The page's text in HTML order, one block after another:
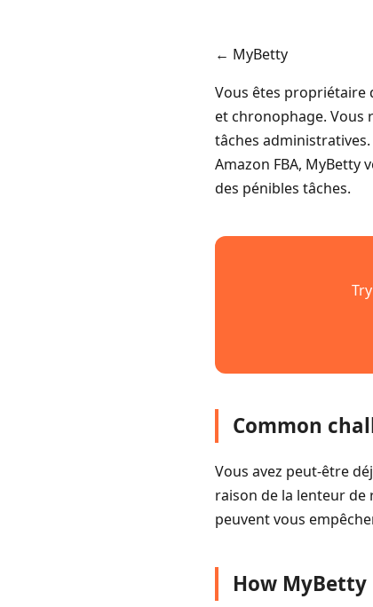
← MyBetty
Vous êtes propriétaire
et chronophage. Vous
tâches
Amazon FBA,
des pénibles tâches.
Common
Vous avez peut-être
raison de la lenteur de
peuvent vous
How